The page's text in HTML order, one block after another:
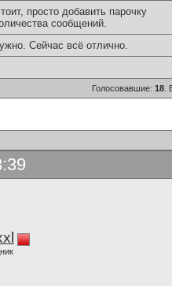
просто добавить парочку
сообщений.
Сейчас всё отлично.
Голосовавшие: 18.